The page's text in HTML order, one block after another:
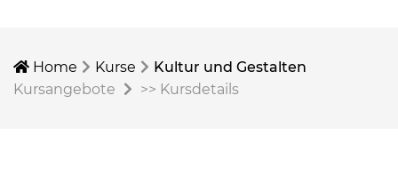
Home Kurse
Kultur und Gestalten
Kursangebote
>> Kursdetails